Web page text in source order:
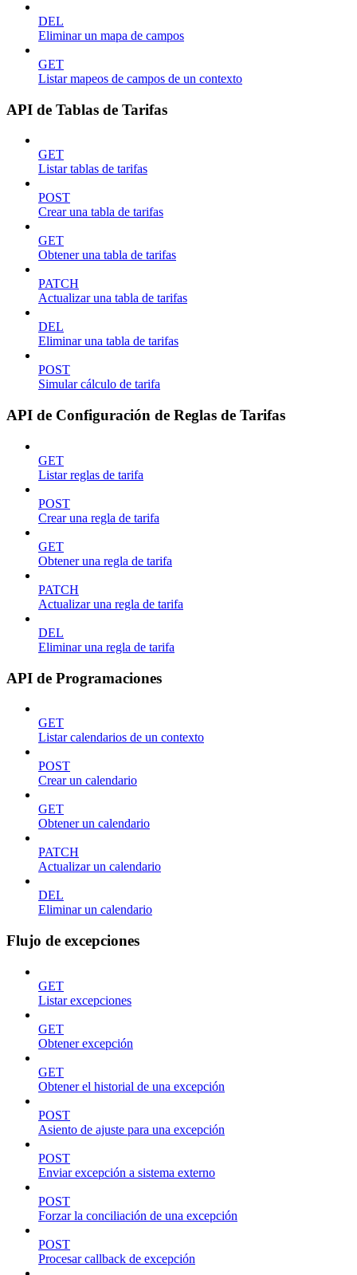
DEL
Eliminar un mapa de campos
GET
Listar mapeos de campos de un contexto
API de Tablas de Tarifas
GET
Listar tablas de tarifas
POST
Crear una tabla de tarifas
GET
Obtener una tabla de tarifas
PATCH
Actualizar una tabla de tarifas
DEL
Eliminar una tabla de tarifas
POST
Simular cálculo de tarifa
API de Configuración de Reglas de Tarifas
GET
Listar reglas de tarifa
POST
Crear una regla de tarifa
GET
Obtener una regla de tarifa
PATCH
Actualizar una regla de tarifa
DEL
Eliminar una regla de tarifa
API de Programaciones
GET
Listar calendarios de un contexto
POST
Crear un calendario
GET
Obtener un calendario
PATCH
Actualizar un calendario
DEL
Eliminar un calendario
Flujo de excepciones
GET
Listar excepciones
GET
Obtener excepción
GET
Obtener el historial de una excepción
POST
Asiento de ajuste para una excepción
POST
Enviar excepción a sistema externo
POST
Forzar la conciliación de una excepción
POST
Procesar callback de excepción